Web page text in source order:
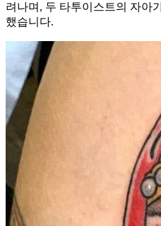
려나며, 두 타투이스트의 자아
했습니다.